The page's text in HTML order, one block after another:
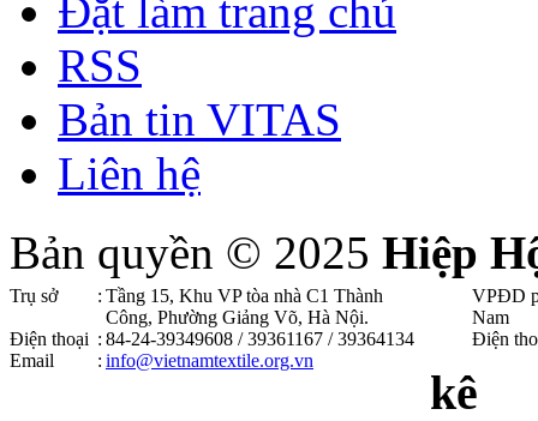
Đặt làm trang chủ
RSS
Bản tin VITAS
Liên hệ
Bản quyền © 2025 Hiệp
Trụ sở : Tầng 15, Khu VP tòa nhà C1 Thành
Công, Phường Giảng Võ, Hà Nội .
Điện thoại : 84-24-39349608 / 39361167 / 39364134
Email
: info@vietnamtextile.org.vn
VPĐD
Nam
Điện
kê